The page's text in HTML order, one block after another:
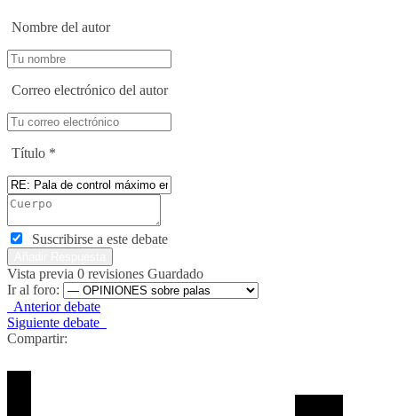
Nombre del autor
Correo electrónico del autor
Título *
Suscribirse a este debate
Vista previa 0 revisiones Guardado
Ir al foro:
Anterior debate
Siguiente debate
Compartir: